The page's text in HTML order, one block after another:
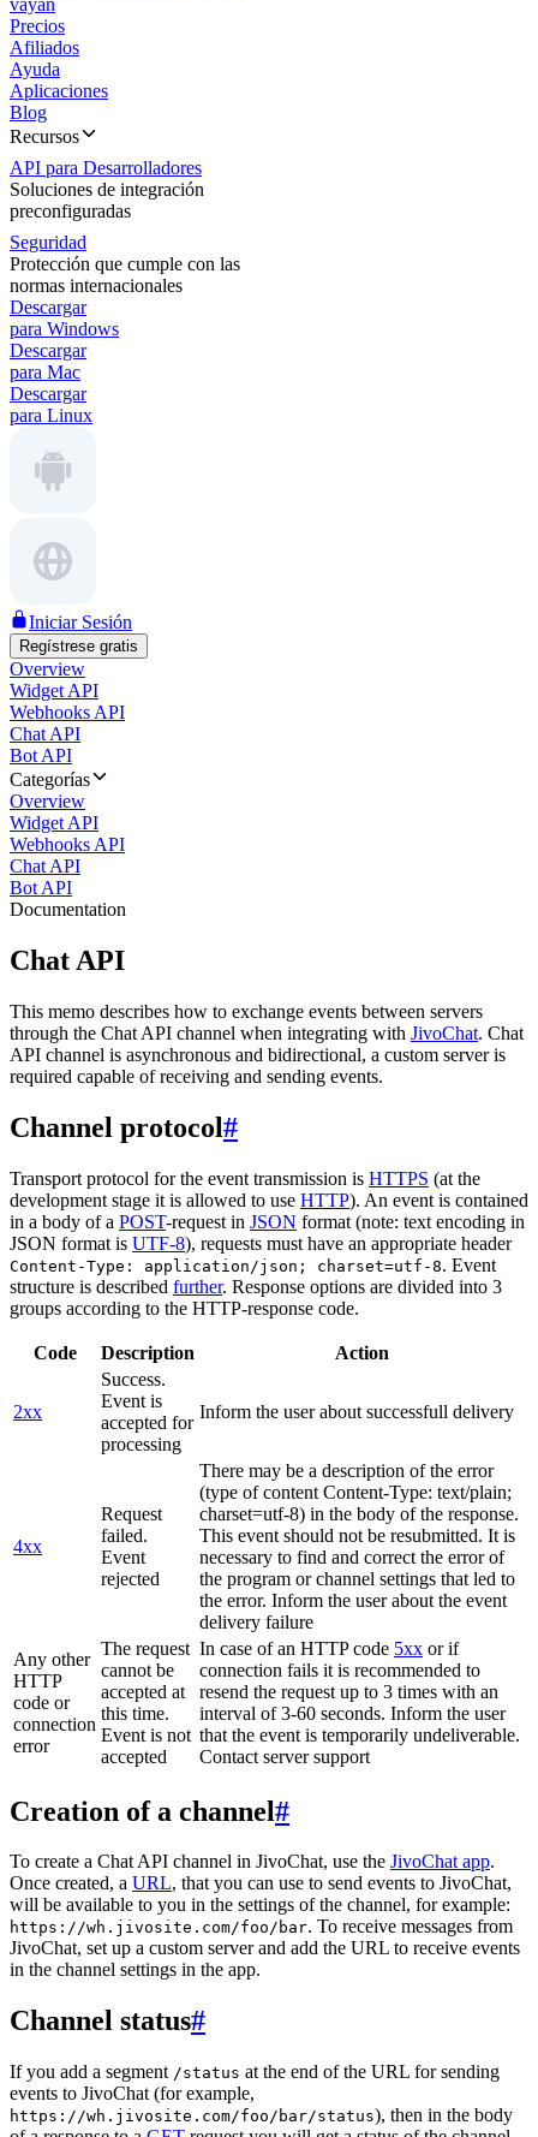
vayan
Precios
Afiliados
Ayuda
Aplicaciones
Blog
Recursos
API para Desarrolladores
Soluciones de integración
preconfiguradas
Seguridad
Protección que cumple con las
normas internacionales
Descargar
para Windows
Descargar
para Mac
Descargar
para Linux
Iniciar Sesión
Regístrese gratis
Overview
Widget API
Webhooks API
Chat API
Bot API
Categorías
Overview
Widget API
Webhooks API
Chat API
Bot API
Documentation
Chat API
This memo describes how to exchange events between servers
through the Chat API channel when integrating with JivoChat. Chat
API channel is asynchronous and bidirectional, a custom server is
required capable of receiving and sending events.
Channel protocol#
Transport protocol for the event transmission is HTTPS (at the
development stage it is allowed to use HTTP). An event is contained
in a body of a POST-request in JSON format (note: text encoding in
JSON format is UTF-8), requests must have an appropriate header
Content-Type: application/json; charset=utf-8. Event
structure is described further. Response options are divided into 3
groups according to the HTTP-response code.
Code Description Action
2xx
Success.
Event is
accepted for
processing
Inform the user about successfull delivery
4xx
Request
failed.
Event
rejected
There may be a description of the error
(type of content Content-Type: text/plain;
charset=utf-8) in the body of the response.
This event should not be resubmitted. It is
necessary to find and correct the error of
the program or channel settings that led to
the error. Inform the user about the event
delivery failure
Any other
HTTP
code or
connection
error
The request
cannot be
accepted at
this time.
Event is not
accepted
In case of an HTTP code 5xx or if
connection fails it is recommended to
resend the request up to 3 times with an
interval of 3-60 seconds. Inform the user
that the event is temporarily undeliverable.
Contact server support
Creation of a channel#
To create a Chat API channel in JivoChat, use the JivoChat app.
Once created, a URL, that you can use to send events to JivoChat,
will be available to you in the settings of the channel, for example:
https://wh.jivosite.com/foo/bar. To receive messages from
JivoChat, set up a custom server and add the URL to receive events
in the channel settings in the app.
Channel status#
If you add a segment /status at the end of the URL for sending
events to JivoChat (for example,
https://wh.jivosite.com/foo/bar/status), then in the body